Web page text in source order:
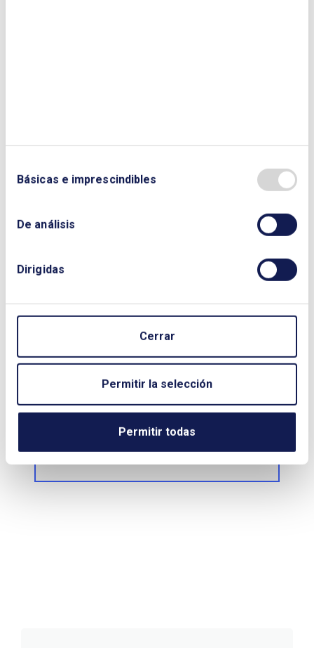
Básicas e imprescindibles
De análisis
Dirigidas
Cerrar
Permitir la selección
Permitir todas
CORREO ELECTRÓNICO:
Enviar